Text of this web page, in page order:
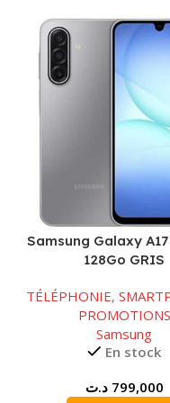
Samsung Galaxy
128Go GRIS
TÉLÉPHONIE,
PROMOTIONS
Samsung
En stock
799,000 د.ت